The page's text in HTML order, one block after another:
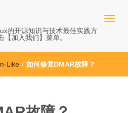
的开源知识与技术最佳实践方
加入我们】菜单。
Like / 如何修复DMAR故障？